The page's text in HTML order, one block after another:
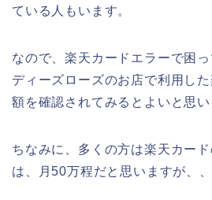
ている人もいます。
なので、楽天カードエラーで困
ディーズローズのお店で利用し
額を確認されてみるとよいと思い
ちなみに、多くの方は楽天カー
は、月50万程だと思いますが、、